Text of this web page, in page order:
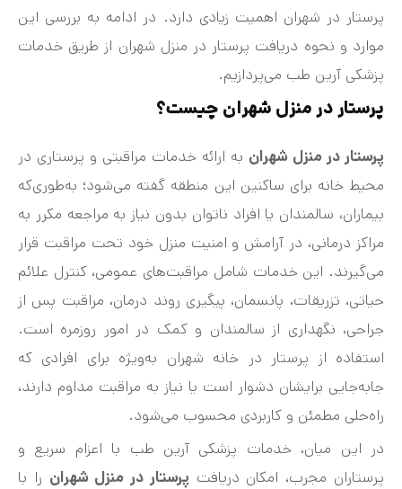
پرستار در شهران اهمیت زیادی دارد. در ادامه به بررسی این
موارد و نحوه دریافت پرستار در منزل شهران از طریق خدمات
پزشکی آرین طب می‌پردازیم.
پرستار در منزل شهران چیست؟
پرستار در منزل شهران به ارائه خدمات مراقبتی و پرستاری در
محیط خانه برای ساکنین این منطقه گفته می‌شود؛ به‌طوری‌که
بیماران، سالمندان یا افراد ناتوان بدون نیاز به مراجعه مکرر به
مراکز درمانی، در آرامش و امنیت منزل خود تحت مراقبت قرار
می‌گیرند. این خدمات شامل مراقبت‌های عمومی، کنترل علائم
حیاتی، تزریقات، پانسمان، پیگیری روند درمان، مراقبت پس از
جراحی، نگهداری از سالمندان و کمک در امور روزمره است.
استفاده از پرستار در خانه شهران به‌ویژه برای افرادی که
جابه‌جایی برایشان دشوار است یا نیاز به مراقبت مداوم دارند،
راه‌حلی مطمئن و کاربردی محسوب می‌شود.
در این میان، خدمات پزشکی آرین طب با اعزام سریع و
پرستاران مجرب، امکان دریافت پرستار در منزل شهران را با